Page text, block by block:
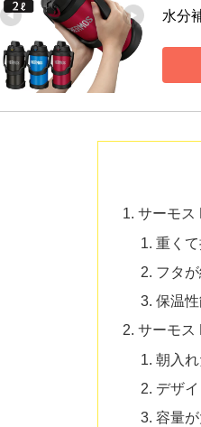
水分
サーモス
重く
フタ
保温
サーモス
朝入
デザ
容量